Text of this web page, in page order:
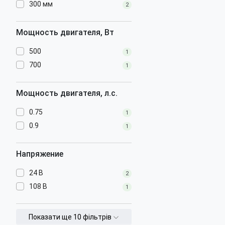
300 мм 2
Мощность двигателя, Вт
500 1
700 1
Мощность двигателя, л.с.
0.75 1
0.9 1
Напряжение
24 В 2
108 В 1
Показати ще 10 фільтрів